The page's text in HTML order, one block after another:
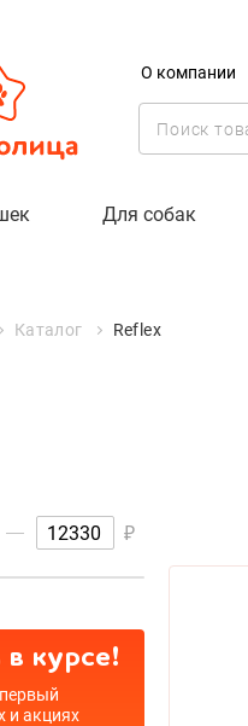
О компании
Для собак
Каталог Reflex
₽
курсе!
и акциях